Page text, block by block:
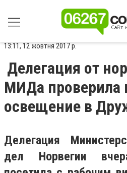
13:11, 12 жовтня 2017 р.
Делегация от
МИДа проверила
освещение в
Делегация
дел Норвегии